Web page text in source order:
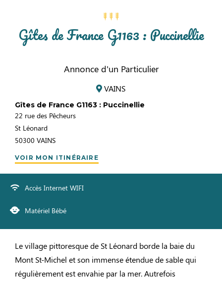
Gîtes de France G1163 : Puccinellie
Annonce d'un Particulier
VAINS
Gîtes de France G1163 : Puccinellie
22 rue des Pêcheurs
St Léonard
50300 VAINS
VOIR MON ITINÉRAIRE
Accès Internet WIFI
Matériel Bébé
Le village pittoresque de St Léonard borde la baie du
Mont St-Michel et son immense étendue de sable qui
régulièrement est envahie par la mer. Autrefois